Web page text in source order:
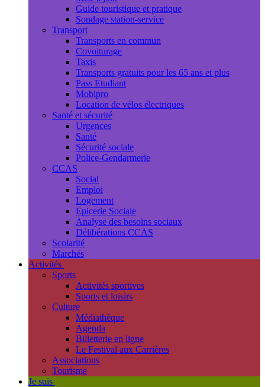
Guide touristique et pratique
Sondage station-service
Transport
Transports en commun
Covoiturage
Taxis
Transports gratuits pour les 65 ans et plus
Pass Etudiant
Mobipro
Location de vélos électriques
Santé et sécurité
Urgences
Santé
Sécurité sociale
Police-Gendarmerie
CCAS
Social
Emploi
Logement
Epicerie Sociale
Analyse des besoins sociaux
Délibérations CCAS
Scolarité
Marchés
Activités
Sports
Activités sportives
Sports et loisirs
Culture
Médiathèque
Agenda
Billetterie en ligne
Le Festival aux Carrières
Associations
Tourisme
Je suis